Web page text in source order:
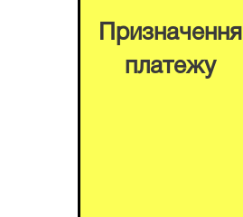
Призначення
платежу